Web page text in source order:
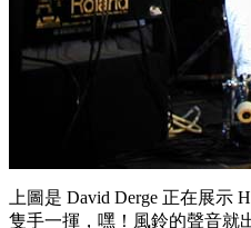
上圖是 David Derge 正在展示
隻手一揮，嘿！風鈴的聲音就